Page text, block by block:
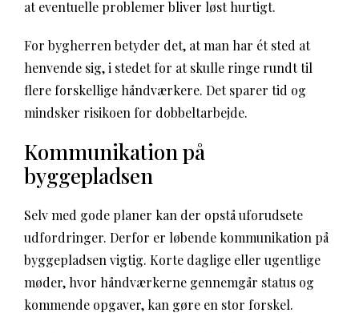
at eventuelle problemer bliver løst hurtigt.
For bygherren betyder det, at man har ét sted at
henvende sig, i stedet for at skulle ringe rundt til
flere forskellige håndværkere. Det sparer tid og
mindsker risikoen for dobbeltarbejde.
Kommunikation på
byggepladsen
Selv med gode planer kan der opstå uforudsete
udfordringer. Derfor er løbende kommunikation på
byggepladsen vigtig. Korte daglige eller ugentlige
møder, hvor håndværkerne gennemgår status og
kommende opgaver, kan gøre en stor forskel.